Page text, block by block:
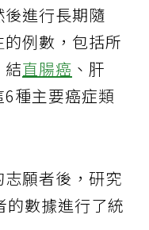
進行長期隨
例數，包括所
結直腸癌 、肝
種主要癌症類
願者後，研究
的數據進行了統